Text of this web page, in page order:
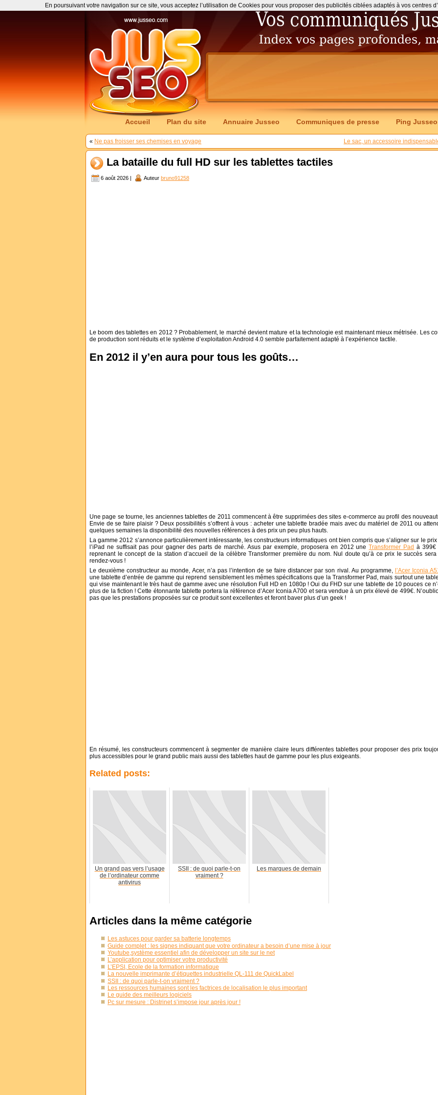
Accueil Plan du site Annuaire Jusseo Communiques de presse Ping Jusseo
« Ne pas froisser ses chemises en voyage Le sac, un accessoire
La bataille du full HD sur les tablettes tactiles
6 août 2026 | Auteur bruno91258
Le boom des tablettes en 2012 ? Probablement, le marché devient mature et la technologie est maintenant mieux métrisée. Les
de production sont réduits et le système d’exploitation Android 4.0 semble parfaitement adapté à l’expérience tactile.
En 2012 il y’en aura pour tous les goûts…
Une page se tourne, les anciennes tablettes de 2011 commencent à être supprimées des sites e-commerce au profil des
Envie de se faire plaisir ? Deux possibilités s’offrent à vous : acheter une tablette bradée mais avec du matériel de 2011 ou
quelques semaines la disponibilité des nouvelles références à des prix un peu plus hauts.
La gamme 2012 s’annonce particulièrement intéressante, les constructeurs informatiques ont bien compris que s’aligner sur le
l’iPad ne suffisait pas pour gagner des parts de marché. Asus par exemple, proposera en 2012 uneTransformer Pad à 399€
reprenant le concept de la station d’accueil de la célèbre Transformer première du nom. Nul doute qu’à ce prix le succès sera
rendez-vous !
Le deuxième constructeur au monde, Acer, n’a pas l’intention de se faire distancer par son rival. Au programme, l’Acer Iconia
une tablette d’entrée de gamme qui reprend sensiblement les mêmes spécifications que la Transformer Pad, mais surtout une
qui vise maintenant le très haut de gamme avec une résolution Full HD en 1080p ! Oui du FHD sur une tablette de 10 pouces ce
plus de la fiction ! Cette étonnante tablette portera la référence d’Acer Iconia A700 et sera vendue à un prix élevé de 499€.
pas que les prestations proposées sur ce produit sont excellentes et feront baver plus d’un geek !
En résumé, les constructeurs commencent à segmenter de manière claire leurs différentes tablettes pour proposer des prix
plus accessibles pour le grand public mais aussi des tablettes haut de gamme pour les plus exigeants.
Related posts:
Un grand pas vers l’usage
de l’ordinateur comme
antivirus
SSII : de quoi parle-t-on
vraiment ?
Les marques de demain
Articles dans la même catégorie
Les astuces pour garder sa batterie longtemps
Guide complet : les signes indiquant que votre ordinateur a besoin d’une mise à jour
Youtube,système essentiel afin de développer un site sur le net
L’application pour optimiser votre productivité
L’EPSI, Ecole de la formation informatique
La nouvelle imprimante d’étiquettes industrielle QL-111 de QuickLabel
SSII : de quoi parle-t-on vraiment ?
Les ressources humaines sont les factrices de localisation le plus important
Le guide des meilleurs logiciels
Pc sur mesure : Distrinet s’impose jour après jour !
En poursuivant votre navigation sur ce site, vous acceptez l’utilisation de Cookies pour vous proposer des publicités ciblées adaptés à vos centres